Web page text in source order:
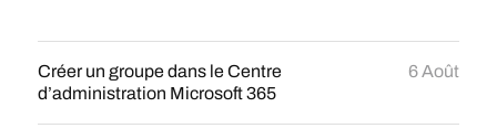
Créer un groupe dans le Centre
d’administration Microsoft 365
6 Août